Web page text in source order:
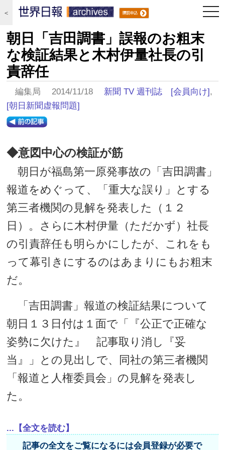
＜
朝日「吉田調書」誤報のお粗末
な検証結果と木村伊量社長の引
責辞任
編集局 2014/11/18 新聞 TV 週刊誌 [会員向け],
[朝日新聞虚報問題]
◆意図中心の検証が筋
朝日が福島第一原発事故の「吉田調書」
報道をめぐって、「重大な誤り」とする
第三者機関の見解を発表した（１２
日）。さらに木村伊量（ただかず）社長
の引責辞任も明らかにしたが、これをも
って幕引きにするのはあまりにもお粗末
だ。
「吉田調書」報道の検証結果について
朝日１３日付は１面で「『公正で正確な
姿勢に欠けた』 記事取り消し『妥
当』」との見出しで、同社の第三者機関
「報道と人権委員会」の見解を発表し
た。
...【全文を読む】
記事の全文をご覧になるには会員登録が必要で